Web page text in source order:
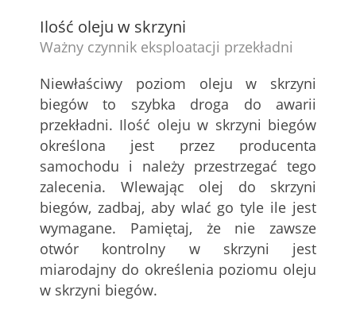
Ilość oleju w skrzyni
Ważny czynnik eksploatacji przekładni
Niewłaściwy poziom oleju w skrzyni
biegów to szybka droga do awarii
przekładni. Ilość oleju w skrzyni biegów
określona jest przez producenta
samochodu i należy przestrzegać tego
zalecenia. Wlewając olej do skrzyni
biegów, zadbaj, aby wlać go tyle ile jest
wymagane. Pamiętaj, że nie zawsze
otwór kontrolny w skrzyni jest
miarodajny do określenia poziomu oleju
w skrzyni biegów.